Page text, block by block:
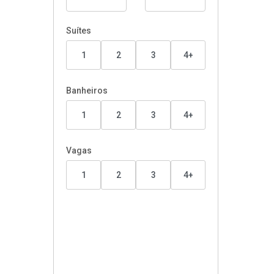
Suítes
1 2 3 4+
Banheiros
1 2 3 4+
Vagas
1 2 3 4+